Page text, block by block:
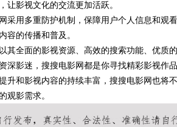
让影视文化的交流更加活跃。
采用多重防护机制，保障用户个人信息和观
容的传播和普及。
其全面的影视资源、高效的搜索功能、优质
深影迷，搜搜电影网都是你寻找精彩影视作
升和影视内容的持续丰富，搜搜电影网也将
观影需求。